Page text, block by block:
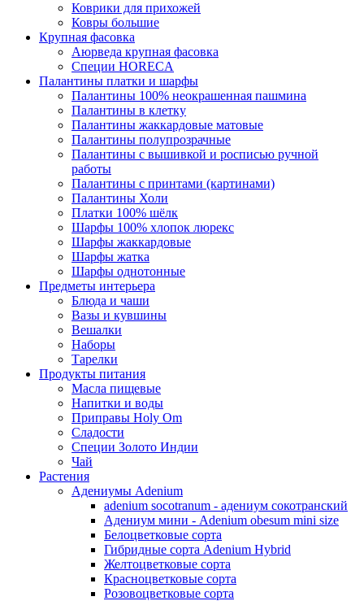
Коврики для прихожей
Ковры большие
Крупная фасовка
Аюрведа крупная фасовка
Специи HORECA
Палантины платки и шарфы
Палантины 100% неокрашенная пашмина
Палантины в клетку
Палантины жаккардовые матовые
Палантины полупрозрачные
Палантины с вышивкой и росписью ручной
работы
Палантины с принтами (картинами)
Палантины Холи
Платки 100% шёлк
Шарфы 100% хлопок люрекс
Шарфы жаккардовые
Шарфы жатка
Шарфы однотонные
Предметы интерьера
Блюда и чаши
Вазы и кувшины
Вешалки
Наборы
Тарелки
Продукты питания
Масла пищевые
Напитки и воды
Приправы Holy Om
Сладости
Специи Золото Индии
Чай
Растения
Адениумы Adenium
adenium socotranum - адениум сокотранский
Адениум мини - Adenium obesum mini size
Белоцветковые сорта
Гибридные сорта Adenium Hybrid
Желтоцветковые сорта
Красноцветковые сорта
Розовоцветковые сорта